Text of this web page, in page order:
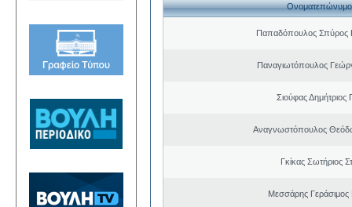
Ονοματεπώνυμο
Παπαδόπουλος Σπύρος
Παναγιωτόπουλος
Σιούφας Δημήτριος
Αναγνωστόπουλος
Γκίκας Σωτήριος
Μεσσάρης Γεράσιμος